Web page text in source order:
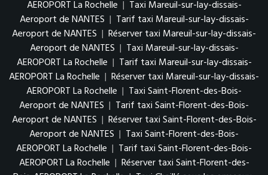
AEROPORT La Rochelle | Taxi Mareuil-sur-lay-dissais-
Aeroport de NANTES | Tarif taxi Mareuil-sur-lay-dissais-
Aeroport de NANTES | Réserver taxi Mareuil-sur-lay-dissais-
Aeroport de NANTES | Taxi Mareuil-sur-lay-dissais-
AEROPORT La Rochelle | Tarif taxi Mareuil-sur-lay-dissais-
AEROPORT La Rochelle | Réserver taxi Mareuil-sur-lay-dissais-
AEROPORT La Rochelle | Taxi Saint-Florent-des-Bois-
Aeroport de NANTES | Tarif taxi Saint-Florent-des-Bois-
Aeroport de NANTES | Réserver taxi Saint-Florent-des-Bois-
Aeroport de NANTES | Taxi Saint-Florent-des-Bois-
AEROPORT La Rochelle | Tarif taxi Saint-Florent-des-Bois-
AEROPORT La Rochelle | Réserver taxi Saint-Florent-des-